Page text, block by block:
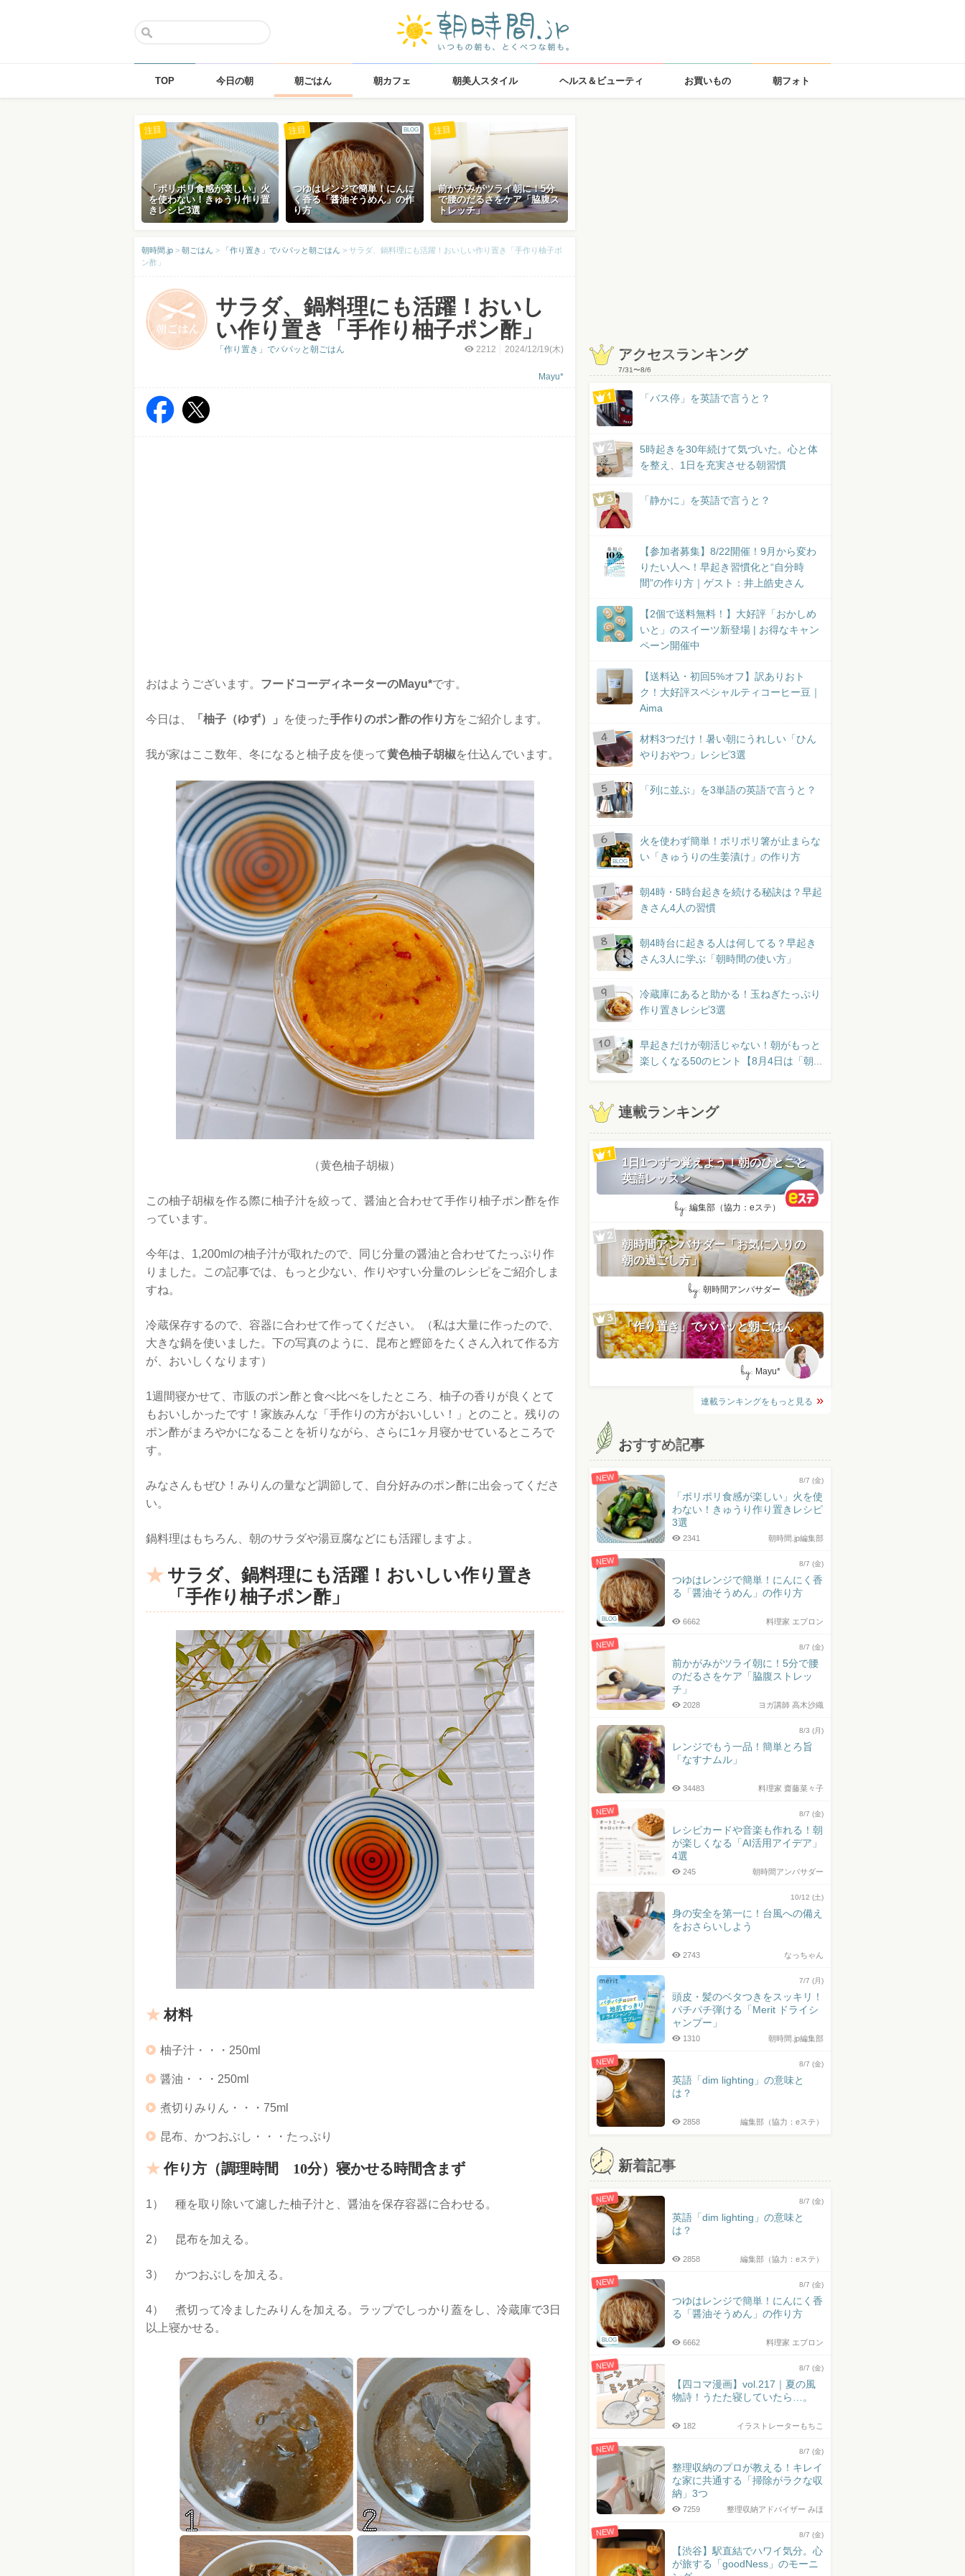
TOP 今日の朝 朝ごはん 朝カフェ 朝美人スタイル ヘルス＆ビューティ お買いもの 朝フォト
「ポリポリ食感が楽しい」火
を使わない！きゅうり作り置
きレシピ3選
注目 BLOG
つゆはレンジで簡単！にんに
く香る「醤油そうめん」の作
り方
注目
前かがみがツライ朝に！5分
で腰のだるさをケア「脇腹ス
トレッチ」
注目
朝時間.jp > 朝ごはん > 「作り置き」でパパッと朝ごはん > サラダ、鍋料理にも活躍！おいしい作り置き「手作り柚子ポ
ン酢」
サラダ、鍋料理にも活躍！おいし
い作り置き「手作り柚子ポン酢」
2212 2024/12/19(木)
Mayu*
「作り置き」でパパッと朝ごはん
おはようございます。 フードコーディネーターのMayu*です。
今日は、 「柚子（ゆず）」 を使った手作りのポン酢の作り方をご紹介します。
我が家はここ数年、冬になると柚子皮を使って黄色柚子胡椒を仕込んでいます。
（黄色柚子胡椒）
この柚子胡椒を作る際に柚子汁を絞って、醤油と合わせて手作り柚子ポン酢を作
っています。
今年は、1,200mlの柚子汁が取れたので、同じ分量の醤油と合わせてたっぷり作
りました。この記事では、もっと少ない、作りやすい分量のレシピをご紹介しま
すね。
冷蔵保存するので、容器に合わせて作ってください。（私は大量に作ったので、
大きな鍋を使いました。下の写真のように、昆布と鰹節をたくさん入れて作る方
が、おいしくなります）
1週間寝かせて、市販のポン酢と食べ比べをしたところ、柚子の香りが良くとて
もおいしかったです！家族みんな「手作りの方がおいしい！」とのこと。残りの
ポン酢がまろやかになることを祈りながら、さらに1ヶ月寝かせているところで
す。
みなさんもぜひ！みりんの量など調節して、自分好みのポン酢に出会ってくださ
い。
鍋料理はもちろん、朝のサラダや湯豆腐などにも活躍しますよ。
サラダ、鍋料理にも活躍！おいしい作り置き
「手作り柚子ポン酢」
材料
柚子汁・・・250ml
醤油・・・250ml
煮切りみりん・・・75ml
昆布、かつおぶし・・・たっぷり
作り方（調理時間 10分）寝かせる時間含まず
1） 種を取り除いて濾した柚子汁と、醤油を保存容器に合わせる。
2） 昆布を加える。
3） かつおぶしを加える。
4） 煮切って冷ましたみりんを加える。ラップでしっかり蓋をし、冷蔵庫で3日
以上寝かせる。
アクセスランキング
7/31〜8/6
「バス停」を英語で言うと？
5時起きを30年続けて気づいた。心と体
を整え、1日を充実させる朝習慣
「静かに」を英語で言うと？
【参加者募集】8/22開催！9月から変わ
りたい人へ！早起き習慣化と“自分時
間”の作り方｜ゲスト：井上皓史さん
【2個で送料無料！】大好評「おかしめ
いと」のスイーツ新登場 | お得なキャン
ペーン開催中
【送料込・初回5%オフ】訳ありおト
ク！大好評スペシャルティコーヒー豆｜
Aima
材料3つだけ！暑い朝にうれしい「ひん
やりおやつ」レシピ3選
「列に並ぶ」を3単語の英語で言うと？
BLOG
火を使わず簡単！ポリポリ箸が止まらな
い「きゅうりの生姜漬け」の作り方
朝4時・5時台起きを続ける秘訣は？早起
きさん4人の習慣
朝4時台に起きる人は何してる？早起き
さん3人に学ぶ「朝時間の使い方」
冷蔵庫にあると助かる！玉ねぎたっぷり
作り置きレシピ3選
早起きだけが朝活じゃない！朝がもっと
楽しくなる50のヒント【8月4日は「朝...
連載ランキング
1日1つずつ覚えよう！朝のひとこと
英語レッスン
by: 編集部（協力：eステ）
朝時間アンバサダー「お気に入りの
朝の過ごし方」
by: 朝時間アンバサダー
「作り置き」でパパッと朝ごはん
by: Mayu*
連載ランキングをもっと見る
おすすめ記事
NEW 8/7 (金)
「ポリポリ食感が楽しい」火を使
わない！きゅうり作り置きレシピ
3選
朝時間.jp編集部
2341
NEW
BLOG
8/7 (金)
つゆはレンジで簡単！にんにく香
る「醤油そうめん」の作り方
料理家 エプロン
6662
NEW 8/7 (金)
前かがみがツライ朝に！5分で腰
のだるさをケア「脇腹ストレッ
チ」
ヨガ講師 高木沙織
2028
8/3 (月)
レンジでもう一品！簡単とろ旨
「なすナムル」
料理家 齋藤菜々子
34483
NEW 8/7 (金)
レシピカードや音楽も作れる！朝
が楽しくなる「AI活用アイデア」
4選
朝時間アンバサダー
245
10/12 (土)
身の安全を第一に！台風への備え
をおさらいしよう
なっちゃん
2743
7/7 (月)
頭皮・髪のベタつきをスッキリ！
パチパチ弾ける「Merit ドライシ
ャンプー」
朝時間.jp編集部
1310
NEW 8/7 (金)
英語「dim lighting」の意味と
は？
編集部（協力：eステ）
2858
新着記事
NEW 8/7 (金)
英語「dim lighting」の意味と
は？
編集部（協力：eステ）
2858
NEW
BLOG
8/7 (金)
つゆはレンジで簡単！にんにく香
る「醤油そうめん」の作り方
料理家 エプロン
6662
NEW 8/7 (金)
【四コマ漫画】vol.217｜夏の風
物詩！うたた寝していたら…。
イラストレーターもちこ
182
NEW 8/7 (金)
整理収納のプロが教える！キレイ
な家に共通する「掃除がラクな収
納」3つ
整理収納アドバイザー みほ
7259
NEW 8/7 (金)
【渋谷】駅直結でハワイ気分。心
が旅する「goodNess」のモーニ